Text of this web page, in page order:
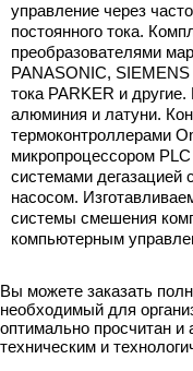
управление через
постоянного тока.
преобразователями
PANASONIC, SIEMENS
тока PARKER и
алюминия и латуни.
термоконтроллерами
микропроцессором
системами
насосом.
системы смешения
компьютерным
Вы можете заказать
необходимый для
оптимально просчитан
техническим и